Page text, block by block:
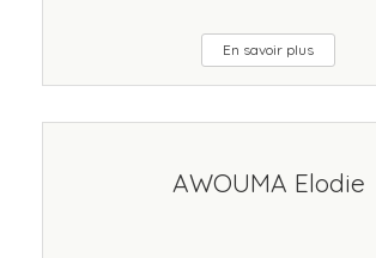
En savoir plus
AWOUMA Elodie